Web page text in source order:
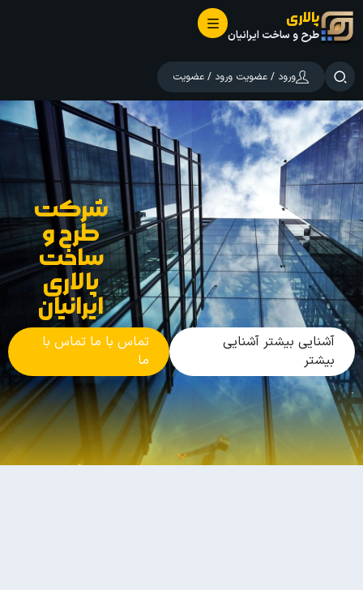
پالاری
طرح و ساخت ایرانیان
ورود / عضویت ورود / عضویت
شرکت
طرح و
ساخت
پالاری
ایرانیان
آشنایی بیشتر آشنایی
بیشتر
تماس با ما تماس با
ما